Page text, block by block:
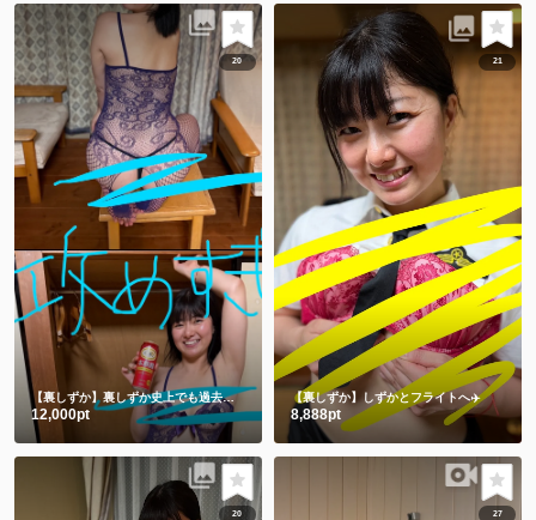
20
【裏しずか】裏しずか史上でも過去一を争う攻めすぎ写真集😂㊙️
12,000pt
21
【裏しずか】しずかとフライトへ✈️
8,888pt
20 27